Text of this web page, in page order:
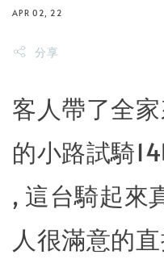
APR 02, 22
分享
客人帶了全
的小路試騎
, 這台騎起來
人很滿意的